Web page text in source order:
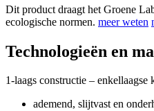
Dit product draagt het Groene
ecologische normen. meer weten
Technologieën en
1-laags constructie –
ademend, slijtvast en